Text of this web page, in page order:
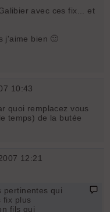
avec ces fix... et
j'aime bien 🙂
10:43
quoi remplacez vous
temps) de la butée
12:21
pertinentes qui
fix plus
fils qui